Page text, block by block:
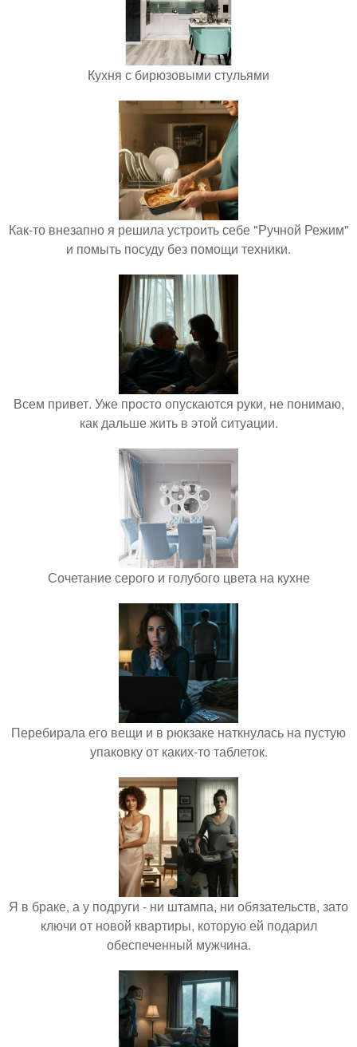
Кухня с бирюзовыми стульями
Как-то внезапно я решила устроить себе "Ручной Режим"
и помыть посуду без помощи техники.
Всем привет. Уже просто опускаются руки, не понимаю,
как дальше жить в этой ситуации.
Сочетание серого и голубого цвета на кухне
Перебирала его вещи и в рюкзаке наткнулась на пустую
упаковку от каких-то таблеток.
Я в браке, а у подруги - ни штампа, ни обязательств, зато
ключи от новой квартиры, которую ей подарил
обеспеченный мужчина.